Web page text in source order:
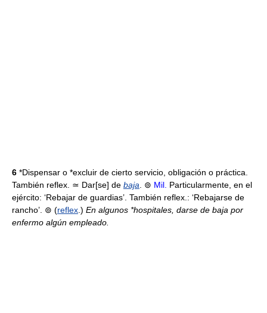
6 *Dispensar o *excluir de cierto servicio, obligación o práctica.
También reflex. ≃ Dar[se] de baja . ⊚ Mil. Particularmente, en el
ejército: ‘Rebajar de guardias’. También reflex.: ‘Rebajarse de
rancho’. ⊚ (reflex .) En algunos *hospitales, darse de baja por
enfermo algún empleado.